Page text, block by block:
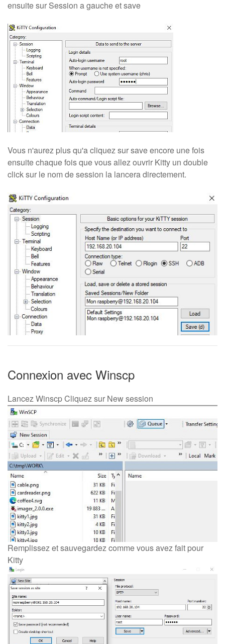
ensuite sur Session a gauche et save
Vous n'aurez plus qu'a cliquez sur save encore une fois
ensuite chaque fois que vous allez ouvrir Kitty un double
click sur le nom de session la lancera directement.
Connexion avec Winscp
Lancez Winscp Cliquez sur New session
Remplissez et sauvegardez comme vous avez fait pour
Kitty